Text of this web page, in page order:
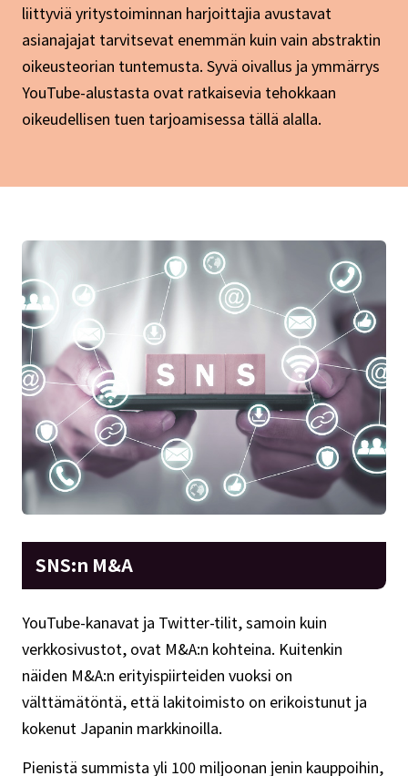
liittyviä yritystoiminnan harjoittajia avustavat
asianajajat tarvitsevat enemmän kuin vain abstraktin
oikeusteorian tuntemusta. Syvä oivallus ja ymmärrys
YouTube-alustasta ovat ratkaisevia tehokkaan
oikeudellisen tuen tarjoamisessa tällä alalla.
SNS:n M&A
YouTube-kanavat ja Twitter-tilit, samoin kuin
verkkosivustot, ovat M&A:n kohteina. Kuitenkin
näiden M&A:n erityispiirteiden vuoksi on
välttämätöntä, että lakitoimisto on erikoistunut ja
kokenut Japanin markkinoilla.
Pienistä summista yli 100 miljoonan jenin kauppoihin,